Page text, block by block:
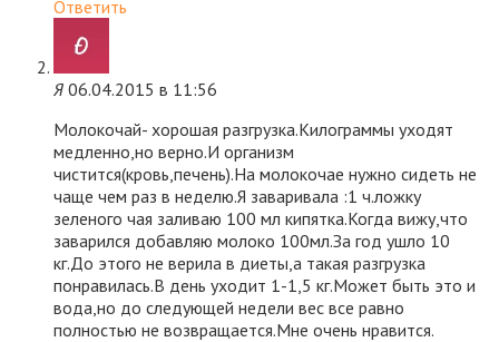
Ответить
Я 06.04.2015 в 11:56
Молокочай- хорошая разгрузка.Килограммы уходят
медленно,но верно.И организм
чистится(кровь,печень).На молокочае нужно сидеть не
чаще чем раз в неделю.Я заваривала :1 ч.ложку
зеленого чая заливаю 100 мл кипятка.Когда вижу,что
заварился добавляю молоко 100мл.За год ушло 10
кг.До этого не верила в диеты,а такая разгрузка
понравилась.В день уходит 1-1,5 кг.Может быть это и
вода,но до следующей недели вес все равно
полностью не возвращается.Мне очень нравится.